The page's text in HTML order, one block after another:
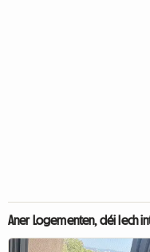
Aner Logementen, déi Iech